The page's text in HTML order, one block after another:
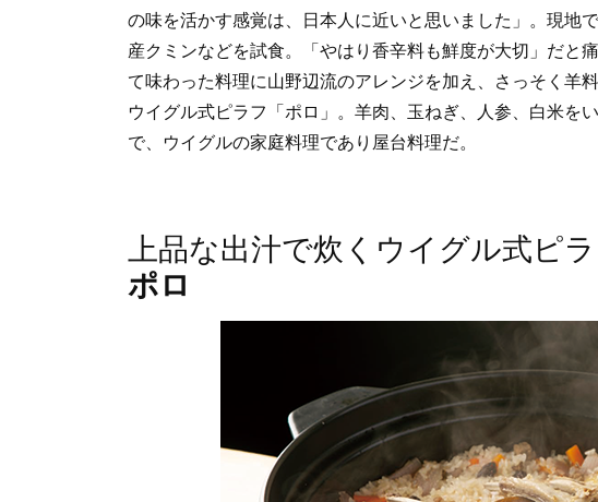
の味を活かす感覚は、日本人に近いと思いました」。現地
産クミンなどを試食。「やはり香辛料も鮮度が大切」だと
て味わった料理に山野辺流のアレンジを加え、さっそく羊
ウイグル式ピラフ「ポロ」。羊肉、玉ねぎ、人参、白米を
で、ウイグルの家庭料理であり屋台料理だ。
上品な出汁で炊くウイグル式ピ
ポロ